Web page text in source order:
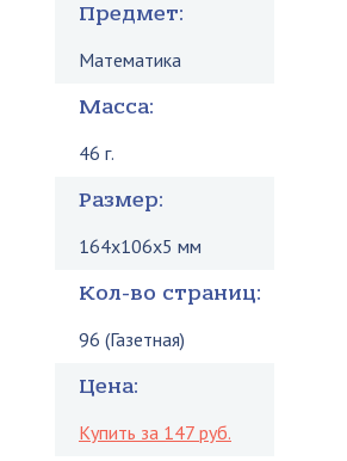
Предмет:
Математика
Масса:
46 г.
Размер:
164x106x5 мм
Кол-во страниц:
96 (Газетная)
Цена:
Купить за 147 руб.